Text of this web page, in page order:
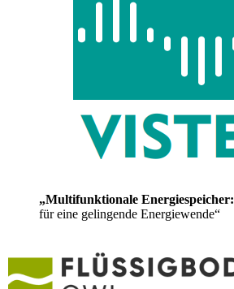
„Multifunktionale Energiespeicher:
für eine gelingende Energiewende“